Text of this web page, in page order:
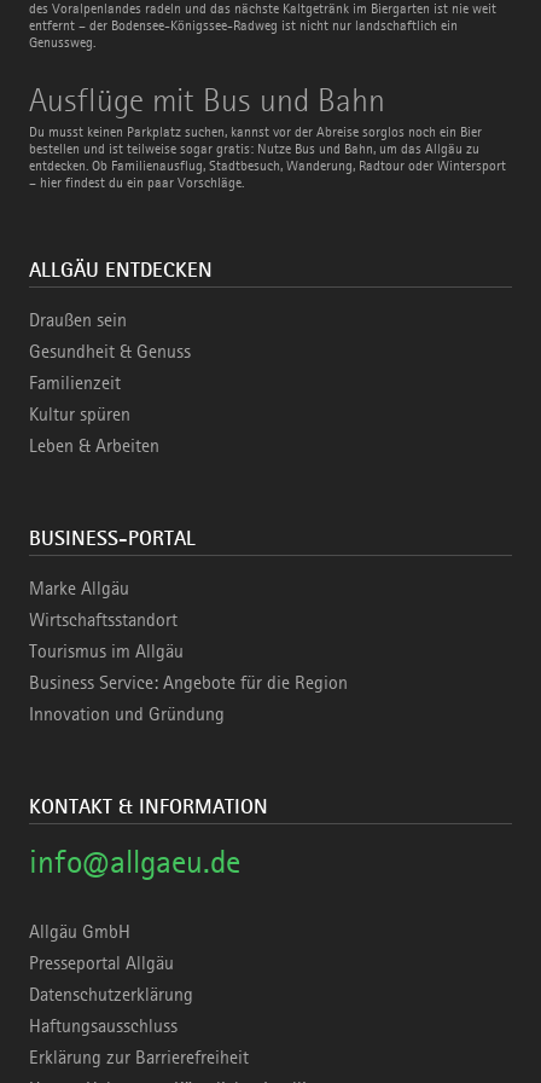
des Voralpenlandes radeln und das nächste Kaltgetränk im Biergarten ist nie weit
entfernt – der Bodensee-Königssee-Radweg ist nicht nur landschaftlich ein
Genussweg.
Ausflüge mit Bus und Bahn
Du musst keinen Parkplatz suchen, kannst vor der Abreise sorglos noch ein Bier
bestellen und ist teilweise sogar gratis: Nutze Bus und Bahn, um das Allgäu zu
entdecken. Ob Familienausflug, Stadtbesuch, Wanderung, Radtour oder Wintersport
– hier findest du ein paar Vorschläge.
Ausflüge
mit
Bus
und
Bahn
ALLGÄU ENTDECKEN
Draußen sein
Gesundheit & Genuss
Familienzeit
Kultur spüren
Leben & Arbeiten
BUSINESS-PORTAL
Marke Allgäu
Wirtschaftsstandort
Tourismus im Allgäu
Business Service: Angebote für die Region
Innovation und Gründung
KONTAKT & INFORMATION
info@allgaeu.de
Allgäu GmbH
Presseportal Allgäu
Datenschutzerklärung
Haftungsausschluss
Erklärung zur Barrierefreiheit